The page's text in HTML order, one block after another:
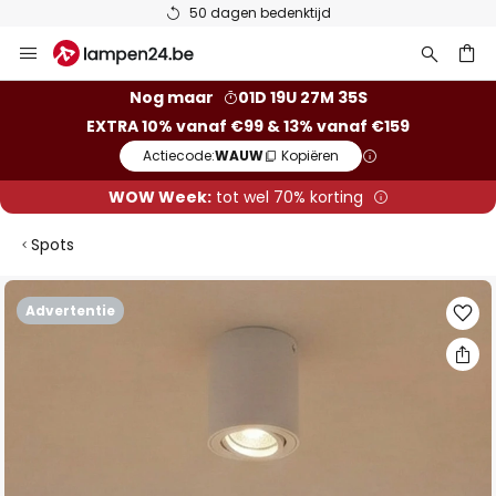
50 dagen bedenktijd
naar
Nog maar
01D 19U 27M 35S
EXTRA 10% vanaf €99 & 13% vanaf €159
Actiecode:WAUW Kopiëren
WOW Week:tot wel 70% korting
Spots
Advertentie
Ga
naar